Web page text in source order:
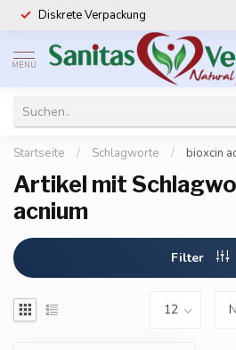
Diskrete Verpackung
MENU
Startseite / Schlagworte / bioxcin
Artikel mit
acnium
Filter